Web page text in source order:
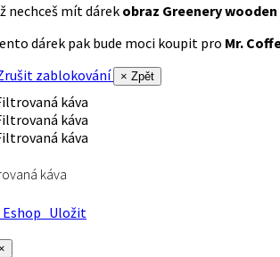
nechceš mít dárek obraz Greenery wooden
dárek pak bude moci koupit pro Mr.
zablokování
× Zpět
káva
Uložit